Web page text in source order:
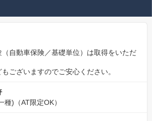
（自動車保険／基礎単位）は取得をいただ
ございますのでご安心ください。
)（AT限定OK）